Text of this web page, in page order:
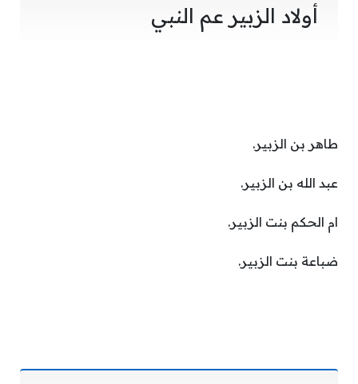
أولاد الزبير عم النبي
طاهر بن الزبير.
عبد الله بن الزبير.
ام الحكم بنت الزبير.
ضباعة بنت الزبير.